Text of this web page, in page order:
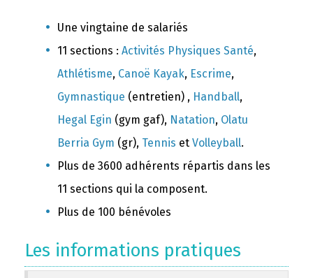
Une vingtaine de salariés
11 sections : Activités Physiques Santé,
Athlétisme, Canoë Kayak, Escrime,
Gymnastique (entretien) , Handball,
Hegal Egin (gym gaf), Natation, Olatu
Berria Gym (gr), Tennis et Volleyball.
Plus de 3600 adhérents répartis dans les
11 sections qui la composent.
Plus de 100 bénévoles
Les informations pratiques